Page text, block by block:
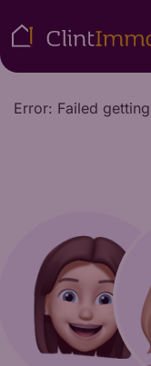
Error: Failed